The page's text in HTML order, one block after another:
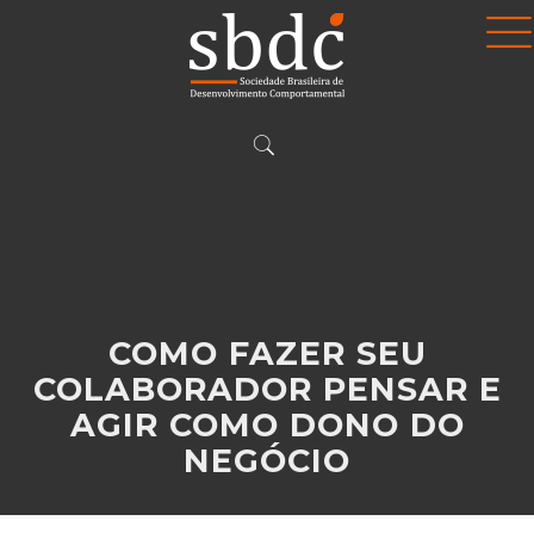
COMO FAZER SEU
COLABORADOR PENSAR E
AGIR COMO DONO DO
NEGÓCIO